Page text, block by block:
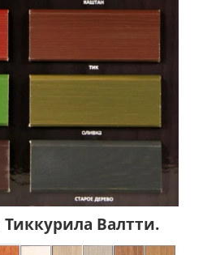
Тиккурила Валтти.